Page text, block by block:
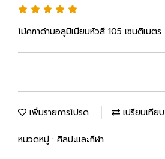
ไม้คฑาด้ามอลูมิเนียมหัวสี 105 เซนติเมตร
เพิ่มรายการโปรด เปรียบเทียบ
หมวดหมู่ : ศิลปะและกีฬา